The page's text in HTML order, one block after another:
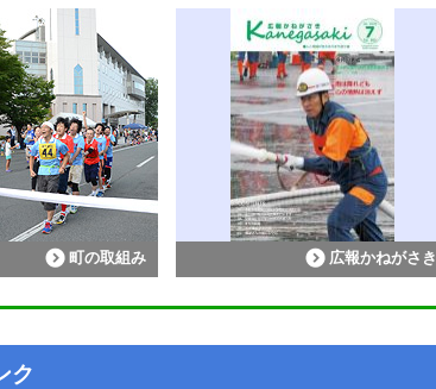
町の取組み 広報かねがさき
ク